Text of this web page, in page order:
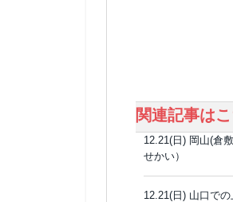
関連記事は
12.21(日) 岡山(倉
せかい）
12.21(日) 山口で